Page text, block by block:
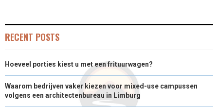
)
RECENT POSTS
Hoeveel porties kiest u met een frituurwagen?
Waarom bedrijven vaker kiezen voor mixed-use campussen
volgens een architectenbureau in Limburg